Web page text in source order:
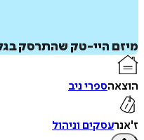
מיזם היי-טק שהתרסק
הוצאהספרי ניב
ז'אנרעסקים וניהול